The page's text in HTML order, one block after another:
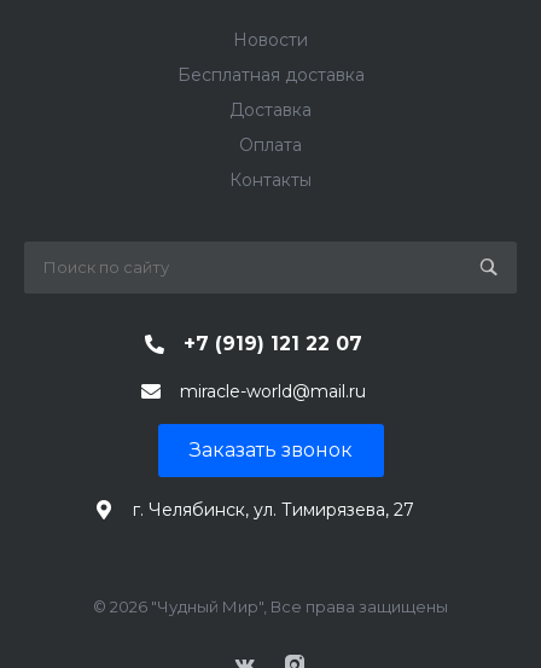
Новости
Бесплатная доставка
Доставка
Оплата
Контакты
+7 (919) 121 22 07
miracle-world@mail.ru
Заказать звонок
г. Челябинск, ул. Тимирязева, 27
© 2026 "Чудный Мир", Все права защищены